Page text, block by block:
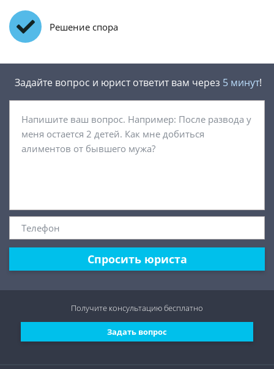
Решение спора
Задайте вопрос и юрист ответит вам через 5 минут!
Спросить юриста
Задать вопрос
Получите консультациюбесплатно